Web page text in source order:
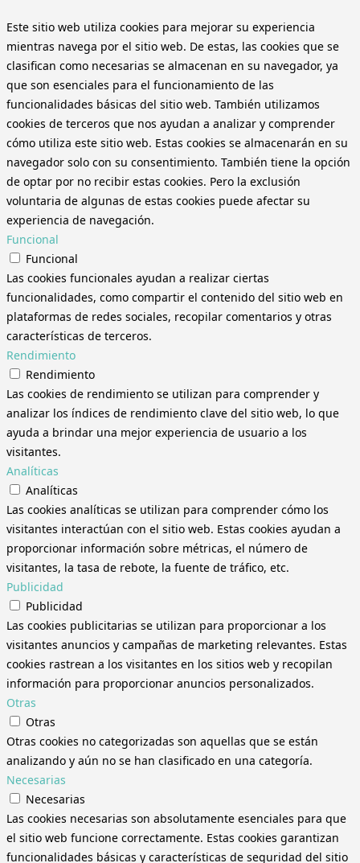
Este sitio web utiliza cookies para mejorar su experiencia
mientras navega por el sitio web. De estas, las cookies que se
clasifican como necesarias se almacenan en su navegador, ya
que son esenciales para el funcionamiento de las
funcionalidades básicas del sitio web. También utilizamos
cookies de terceros que nos ayudan a analizar y comprender
cómo utiliza este sitio web. Estas cookies se almacenarán en su
navegador solo con su consentimiento. También tiene la opción
de optar por no recibir estas cookies. Pero la exclusión
voluntaria de algunas de estas cookies puede afectar su
experiencia de navegación.
Funcional
Funcional
Las cookies funcionales ayudan a realizar ciertas
funcionalidades, como compartir el contenido del sitio web en
plataformas de redes sociales, recopilar comentarios y otras
características de terceros.
Rendimiento
Rendimiento
Las cookies de rendimiento se utilizan para comprender y
analizar los índices de rendimiento clave del sitio web, lo que
ayuda a brindar una mejor experiencia de usuario a los
visitantes.
Analíticas
Analíticas
Las cookies analíticas se utilizan para comprender cómo los
visitantes interactúan con el sitio web. Estas cookies ayudan a
proporcionar información sobre métricas, el número de
visitantes, la tasa de rebote, la fuente de tráfico, etc.
Publicidad
Publicidad
Las cookies publicitarias se utilizan para proporcionar a los
visitantes anuncios y campañas de marketing relevantes. Estas
cookies rastrean a los visitantes en los sitios web y recopilan
información para proporcionar anuncios personalizados.
Otras
Otras
Otras cookies no categorizadas son aquellas que se están
analizando y aún no se han clasificado en una categoría.
Necesarias
Necesarias
Las cookies necesarias son absolutamente esenciales para que
el sitio web funcione correctamente. Estas cookies garantizan
funcionalidades básicas y características de seguridad del sitio